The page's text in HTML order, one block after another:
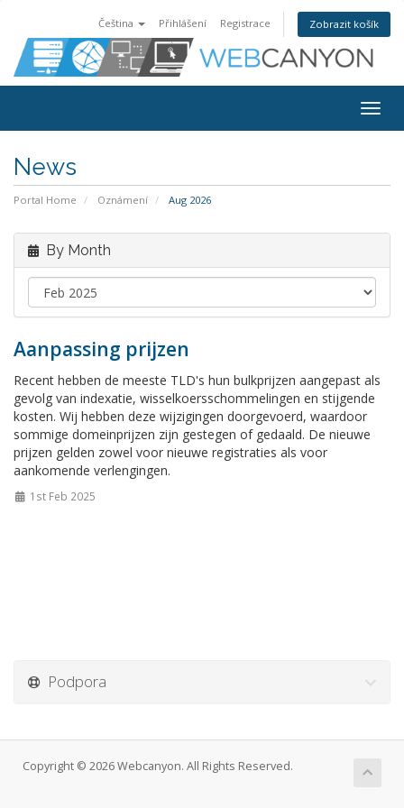
Čeština Přihlášení Registrace Zobrazit košík
News
Portal Home Oznámení Aug 2026
By Month
Aanpassing prijzen
Recent hebben de meeste TLD's hun bulkprijzen aangepast als
gevolg van indexatie, wisselkoersschommelingen en stijgende
kosten. Wij hebben deze wijzigingen doorgevoerd, waardoor
sommige domeinprijzen zijn gestegen of gedaald. De nieuwe
prijzen gelden zowel voor nieuwe registraties als voor
aankomende verlengingen.
1st Feb 2025
Podpora
Copyright © 2026 Webcanyon. All Rights Reserved.